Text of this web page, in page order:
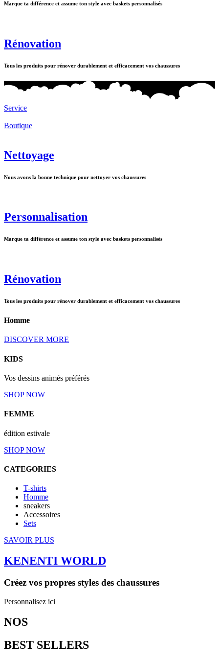
Marque ta différence et assume ton style avec baskets personnalisés
Rénovation
Tous les produits pour rénover durablement et efficacement vos chaussures
Service
Boutique
Nettoyage
Nous avons la bonne technique pour nettoyer vos chaussures
Personnalisation
Marque ta différence et assume ton style avec baskets personnalisés
Rénovation
Tous les produits pour rénover durablement et efficacement vos chaussures
Homme
DISCOVER MORE
KIDS
Vos dessins animés préférés
SHOP NOW
FEMME
édition estivale
SHOP NOW
CATEGORIES
T-shirts
Homme
sneakers
Accessoires
Sets
SAVOIR PLUS
KENENTI WORLD
Créez vos propres styles des chaussures
Personnalisez ici
NOS
BEST SELLERS